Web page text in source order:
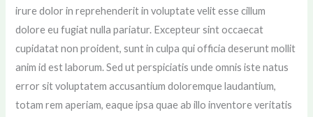
irure dolor in reprehenderit in voluptate velit esse cillum
dolore eu fugiat nulla pariatur. Excepteur sint occaecat
cupidatat non proident, sunt in culpa qui officia deserunt mollit
anim id est laborum. Sed ut perspiciatis unde omnis iste natus
error sit voluptatem accusantium doloremque laudantium,
totam rem aperiam, eaque ipsa quae ab illo inventore veritatis